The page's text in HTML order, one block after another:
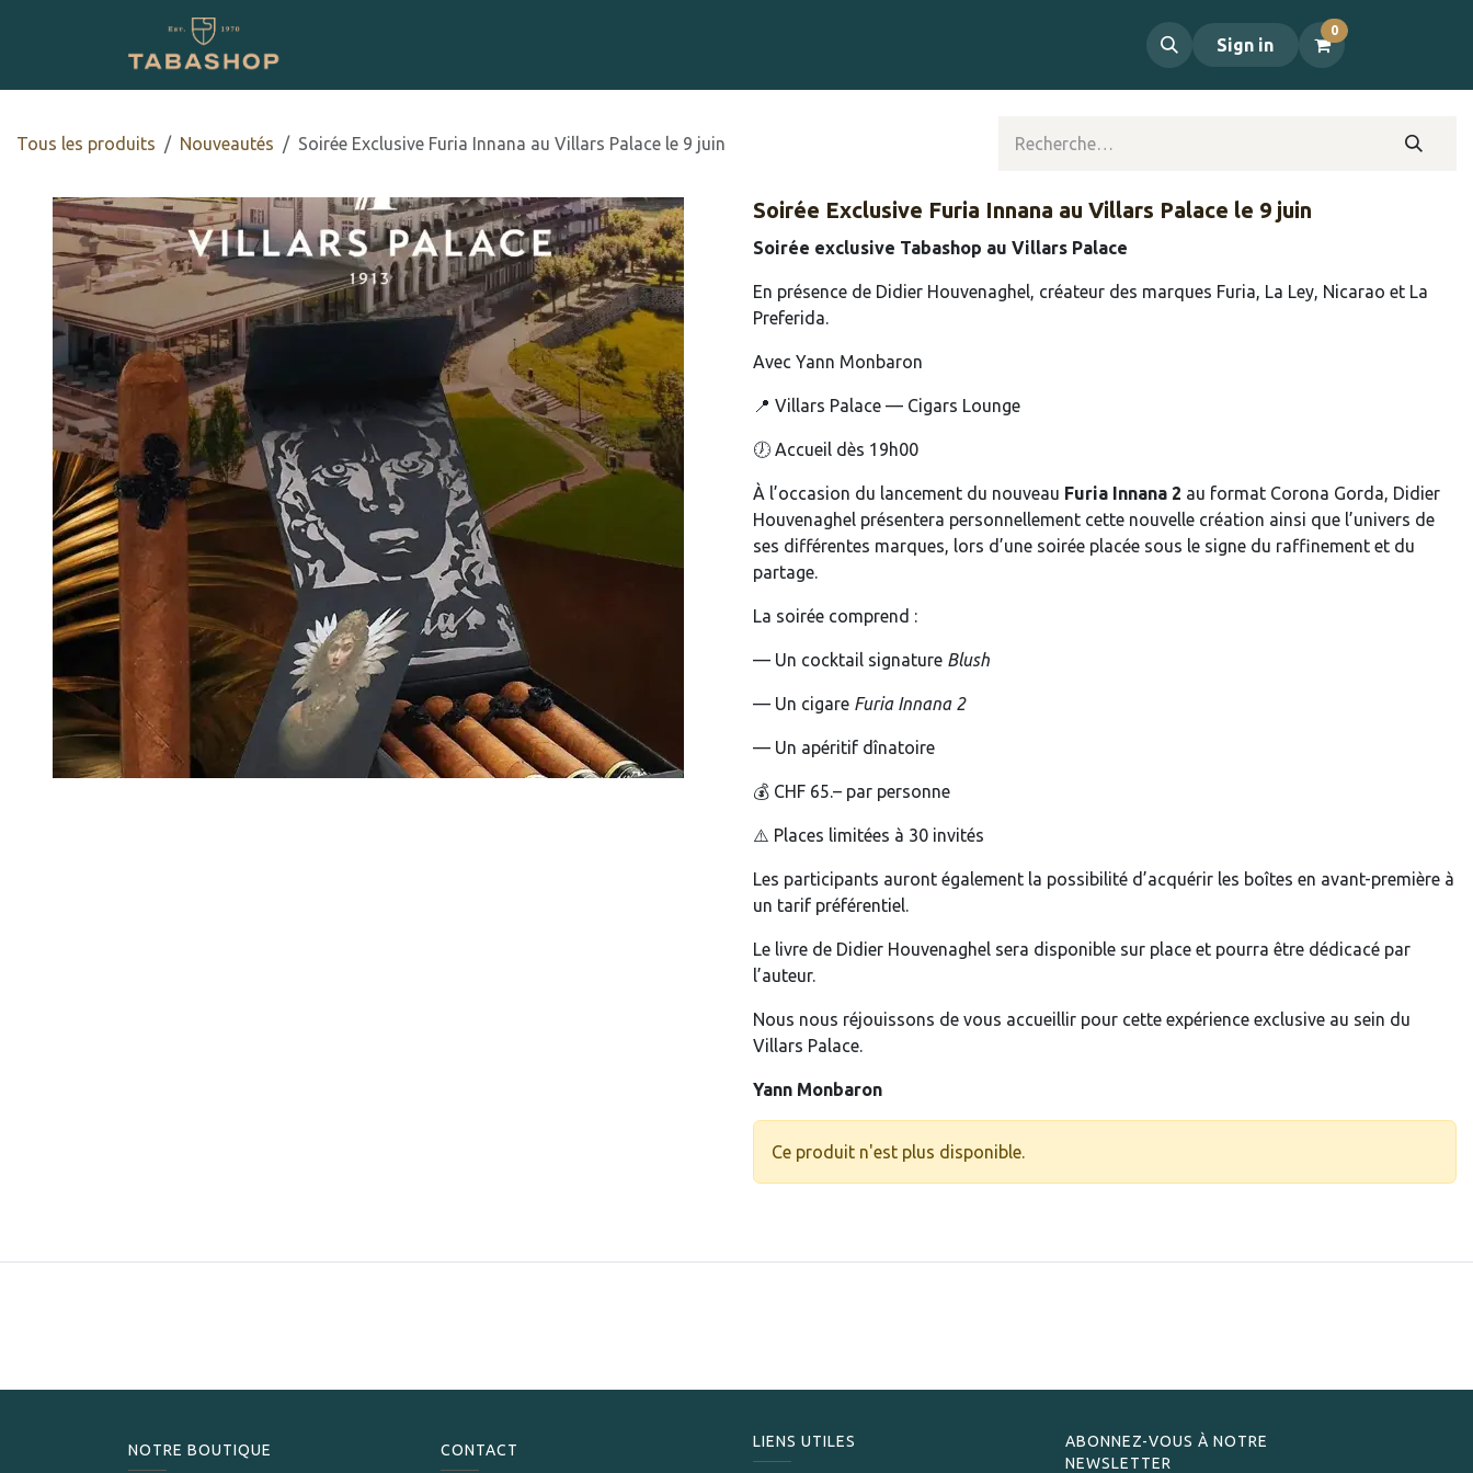
Sign in
0
Tous les produits ​Nouveautés Soirée Exclusive Furia Innana au Villars Palace le 9 juin
Soirée Exclusive Furia Innana au Villars Palace le 9 juin
Soirée exclusive Tabashop au Villars Palace
En présence de Didier Houvenaghel, créateur des marques Furia, La Ley, Nicarao et La
Preferida.
Avec Yann Monbaron
📍 Villars Palace — Cigars Lounge
🕖 Accueil dès 19h00
À l’occasion du lancement du nouveau Furia Innana 2 au format Corona Gorda, Didier
Houvenaghel présentera personnellement cette nouvelle création ainsi que l’univers de
ses différentes marques, lors d’une soirée placée sous le signe du raffinement et du
partage.
La soirée comprend :
— Un cocktail signature Blush
— Un cigare Furia Innana 2
— Un apéritif dînatoire
💰 CHF 65.– par personne
⚠️ Places limitées à 30 invités
Les participants auront également la possibilité d’acquérir les boîtes en avant-première à
un tarif préférentiel.
Le livre de Didier Houvenaghel sera disponible sur place et pourra être dédicacé par
l’auteur.
Nous nous réjouissons de vous accueillir pour cette expérience exclusive au sein du
Villars Palace.
Yann Monbaron
Ce produit n'est plus disponible.
NOTRE BOUTIQUE CONTACT LIENS UTILES
ABONNEZ-VOUS À NOTRE
NEWSLETTER